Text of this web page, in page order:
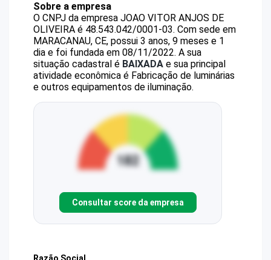
Sobre a empresa
O CNPJ da empresa JOAO VITOR ANJOS DE
OLIVEIRA é 48.543.042/0001-03. Com sede em
MARACANAU, CE, possui 3 anos, 9 meses e 1
dia e foi fundada em 08/11/2022. A sua
situação cadastral é BAIXADA e sua principal
atividade econômica é Fabricação de luminárias
e outros equipamentos de iluminação.
Consultar score da empresa